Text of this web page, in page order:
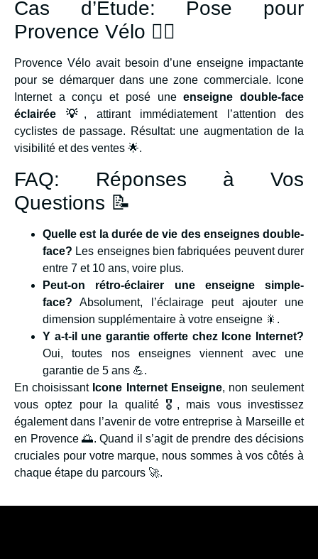
Cas d’Étude: Pose pour
Provence Vélo 🚴‍♂️
Provence Vélo avait besoin d’une enseigne impactante
pour se démarquer dans une zone commerciale. Icone
Internet a conçu et posé uneenseigne double-face
éclairée 💡 , attirant immédiatement l’attention des
cyclistes de passage. Résultat: une augmentation de la
visibilité et des ventes 🌟.
FAQ: Réponses à Vos
Questions 📝
Quelle est la durée de vie des enseignes double-
face? Les enseignes bien fabriquées peuvent durer
entre 7 et 10 ans, voire plus.
Peut-on rétro-éclairer une enseigne simple-
face? Absolument, l’éclairage peut ajouter une
dimension supplémentaire à votre enseigne 🎇.
Y a-t-il une garantie offerte chez Icone Internet?
Oui, toutes nos enseignes viennent avec une
garantie de 5 ans 💪.
En choisissant Icone Internet Enseigne, non seulement
vous optez pour la qualité 🎖️, mais vous investissez
également dans l’avenir de votre entreprise à Marseille et
en Provence 🌅. Quand il s’agit de prendre des décisions
cruciales pour votre marque, nous sommes à vos côtés à
chaque étape du parcours 🚀.